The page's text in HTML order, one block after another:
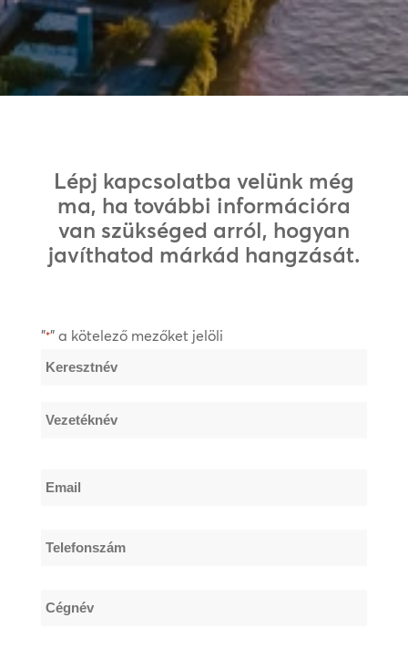
Lépj kapcsolatba velünk még
ma, ha további információra
van szükséged arról, hogyan
javíthatod márkád hangzását.
"*" a kötelező mezőket jelöli
Név
Keresztnév
Email
Telefonszám
Cégnév